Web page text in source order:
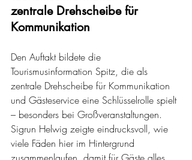
zentrale Drehscheibe für
Kommunikation
Den Auftakt bildete die
Tourismusinformation Spitz, die als
zentrale Drehscheibe für Kommunikation
und Gästeservice eine Schlüsselrolle spielt
– besonders bei Großveranstaltungen.
Sigrun Helwig zeigte eindrucksvoll, wie
viele Fäden hier im Hintergrund